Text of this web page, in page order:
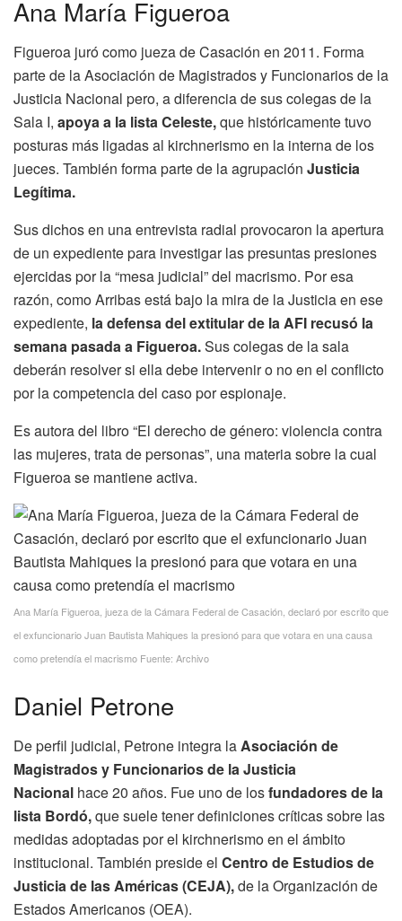
Ana María Figueroa
Figueroa juró como jueza de Casación en 2011. Forma
parte de la Asociación de Magistrados y Funcionarios de la
Justicia Nacional pero, a diferencia de sus colegas de la
Sala I, apoya a la lista Celeste,que históricamente tuvo
posturas más ligadas al kirchnerismo en la interna de los
jueces. También forma parte de la agrupación Justicia
Legítima.
Sus dichos en una entrevista radial provocaron la apertura
de un expediente para investigar las presuntas presiones
ejercidas por la “mesa judicial” del macrismo. Por esa
razón, como Arribas está bajo la mira de la Justicia en ese
expediente, la defensa del extitular de la AFI recusó la
semana pasada a Figueroa.Sus colegas de la sala
deberán resolver si ella debe intervenir o no en el conflicto
por la competencia del caso por espionaje.
Es autora del libro “El derecho de género: violencia contra
las mujeres, trata de personas”, una materia sobre la cual
Figueroa se mantiene activa.
Ana María Figueroa, jueza de la Cámara Federal de Casación, declaró por escrito que
el exfuncionario Juan Bautista Mahiques la presionó para que votara en una causa
como pretendía el macrismo Fuente: Archivo
Daniel Petrone
De perfil judicial, Petrone integra laAsociación de
Magistrados y Funcionarios de la Justicia
Nacional hace 20 años. Fue uno de losfundadores de la
lista Bordó,que suele tener definiciones críticas sobre las
medidas adoptadas por el kirchnerismo en el ámbito
institucional. También preside el Centro de Estudios de
Justicia de las Américas (CEJA),de la Organización de
Estados Americanos (OEA).